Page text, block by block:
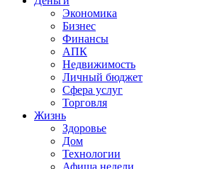
Экономика
Бизнес
Финансы
АПК
Недвижимость
Личный бюджет
Сфера услуг
Торговля
Жизнь
Здоровье
Дом
Технологии
Афиша недели